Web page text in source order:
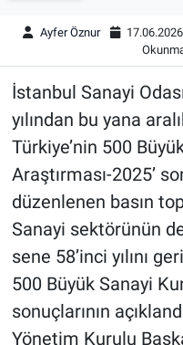
Ayfer Öznur
İstanbul Sanayi
yılından bu yana
Türkiye’nin 500
Araştırması-2025’
düzenlenen basın
Sanayi sektörünün
sene 58’inci yılını
500 Büyük Sanayi
sonuçlarının
Yönetim Kurulu